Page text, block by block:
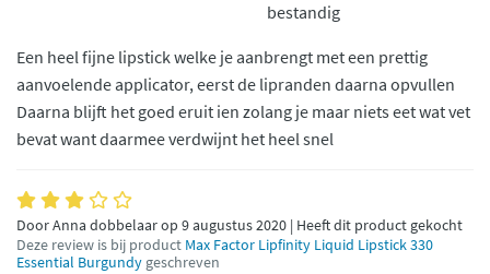
bestandig
Een heel fijne lipstick welke je aanbrengt met een prettig
aanvoelende applicator, eerst de lipranden daarna opvullen
Daarna blijft het goed eruit ien zolang je maar niets eet wat vet
bevat want daarmee verdwijnt het heel snel
Door Anna dobbelaar op 9 augustus 2020 | Heeft dit product gekocht
Deze review is bij product Max Factor Lipfinity Liquid Lipstick 330
Essential Burgundy geschreven